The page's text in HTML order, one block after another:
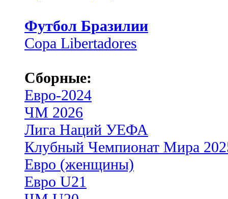
Футбол Бразилии
Copa Libertadores
Сборные:
Евро-2024
ЧМ 2026
Лига Наций УЕФА
Клубный Чемпионат Мира
Евро (женщины)
Евро U21